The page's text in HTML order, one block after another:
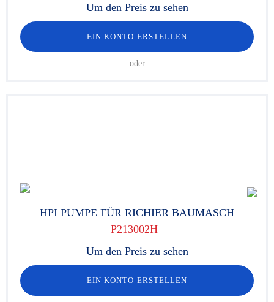
Um den Preis zu sehen
EIN KONTO ERSTELLEN
oder
HPI PUMPE FÜR RICHIER BAUMASCH
P213002H
Um den Preis zu sehen
EIN KONTO ERSTELLEN